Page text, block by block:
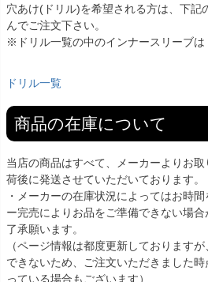
穴あけ(ドリル)を希望される方は、下記
んでご注文下さい。
※ドリル一覧の中のインナースリーブは
ドリル一覧
商品の在庫について
当店の商品はすべて、メーカーよりお
荷後に発送させていただいております。
・メーカーの在庫状況によってはお時
ー完売によりお品をご準備できない場
了承願います。
（ページ情報は都度更新しております
できないため、ご注文いただきました
っている場合もございます）